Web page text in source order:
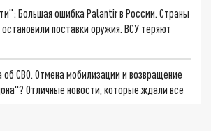
Большая ошибка Palantir в России. Страны
поставки оружия. ВСУ теряют
об СВО. Отмена мобилизации и возвращение
Отличные новости, которые ждали все